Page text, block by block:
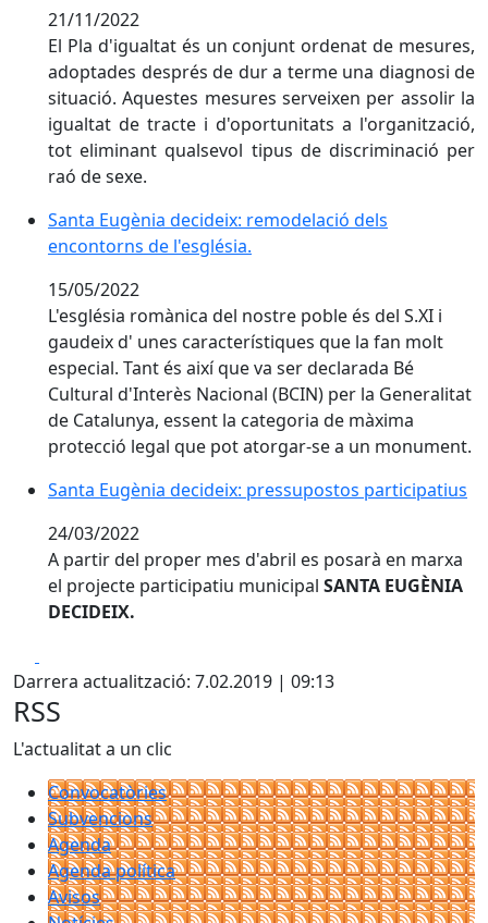
21/11/2022
El Pla d'igualtat és un conjunt ordenat de mesures,
adoptades després de dur a terme una diagnosi de
situació. Aquestes mesures serveixen per assolir la
igualtat de tracte i d'oportunitats a l'organització,
tot eliminant qualsevol tipus de discriminació per
raó de sexe.
Santa Eugènia decideix: remodelació dels
Santa Eugènia decideix: remodelació dels
encontorns de l'església.
15/05/2022
L'església romànica del nostre poble és del S.XI i
gaudeix d' unes característiques que la fan molt
especial. Tant és així que va ser declarada Bé
Cultural d'Interès Nacional (BCIN) per la Generalitat
de Catalunya, essent la categoria de màxima
protecció legal que pot atorgar-se a un monument.
Santa Eugènia decideix: pressupostos participatius
Santa Eugènia decideix: pressupostos participatius
24/03/2022
A partir del proper mes d'abril es posarà en marxa
el projecte participatiu municipal SANTA EUGÈNIA
DECIDEIX.
Darrera actualització: 7.02.2019 | 09:13
RSS
L'actualitat a un clic
Convocatòries
Subvencions
Agenda
Agenda política
Avisos